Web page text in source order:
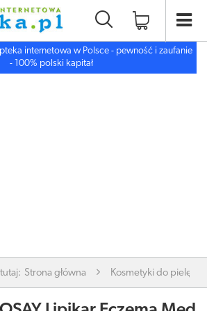
internetowa w Polsce - pewność i zaufanie
- 100% polski kapitał
tutaj: Strona główna Kosmetyki do